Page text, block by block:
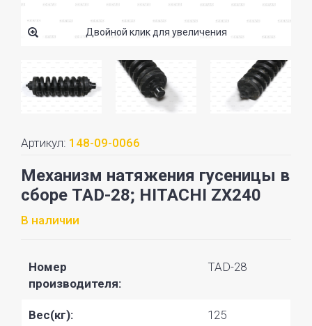
Двойной клик для увеличения
Артикул: 148-09-0066
Механизм натяжения гусеницы в
сборе TAD-28; HITACHI ZX240
В наличии
Номер
производителя:
TAD-28
Вес(кг): 125